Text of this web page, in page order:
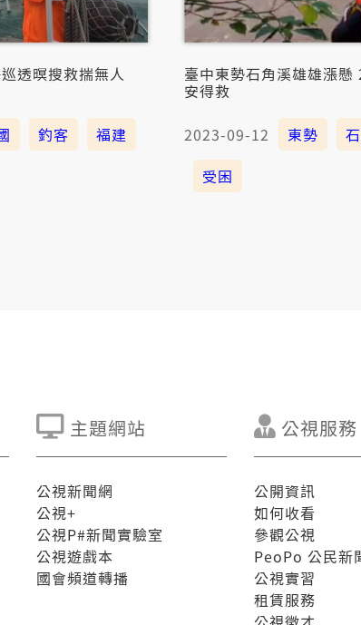
透暝搜救揣無人
釣客
福建
臺中東勢石角溪雄雄漲
安得救
2023-09-12 東勢
受困
主題網站
公視新聞網
公視+
公視P#新聞實驗室
公視遊戲本
國會頻道轉播
公視服務
公開資訊
如何收看
參觀公視
PeoPo 公民新
公視實習
租賃服務